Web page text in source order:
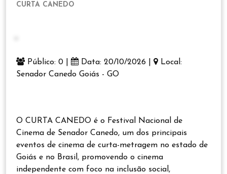
CURTA CANEDO
Público: 0 | Data: 20/10/2026 |
Local:
Senador Canedo Goiás - GO
O CURTA CANEDO é o Festival Nacional de
Cinema de Senador Canedo, um dos principais
eventos de cinema de curta-metragem no estado de
Goiás e no Brasil, promovendo o cinema
independente com foco na inclusão social,